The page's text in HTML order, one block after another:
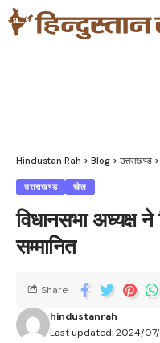
Hindustan Rah > Blog > उत्तराखण्ड >
उत्तराखण्ड खेल
विधानसभा अध्यक्ष
सम्मानित
Last updated: 2024/07/
hindustanrah
Share